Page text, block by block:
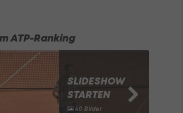
ATP-Ranking
SLIDESHOW
STARTEN
40 Bilder